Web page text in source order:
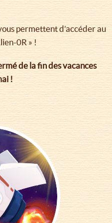
permettent d’accéder au
0R » !
de la fin des vacances
!